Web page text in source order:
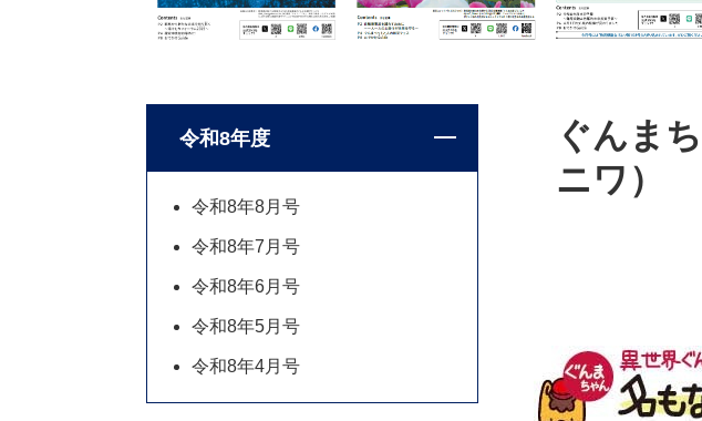
ぐんま
ニワ）
令和8年度
令和8年8月号
令和8年7月号
令和8年6月号
令和8年5月号
令和8年4月号